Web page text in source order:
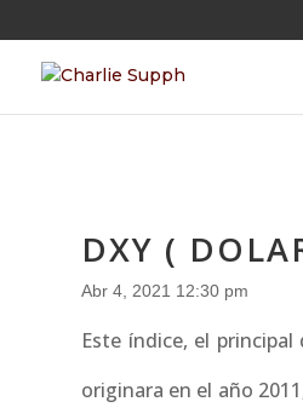
DXY (
Abr 4, 2021 12:30 pm
Este índice, el
originara en el año